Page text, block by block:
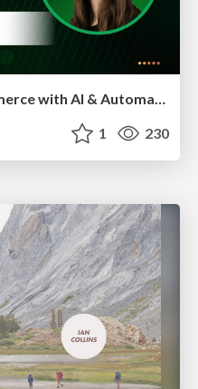
How to Grow Your eCommerce with AI & Automation
1 230